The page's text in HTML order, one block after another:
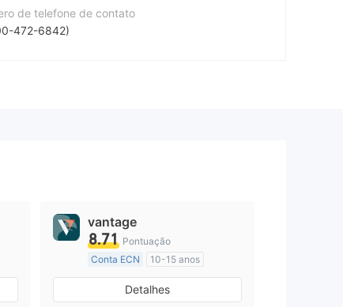
de telefone de contato
472-6842)
vantage
8.71 Pontuação
Conta ECN
10-15 anos
Austrália Regulamento
Market Marketing (MM)
Detalhes